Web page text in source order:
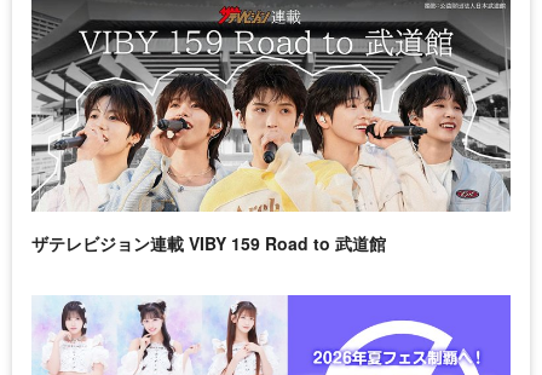
ザテレビジョン連載 VIBY 159 Road to 武道館